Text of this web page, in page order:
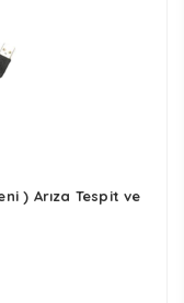
) Arıza Tespit ve